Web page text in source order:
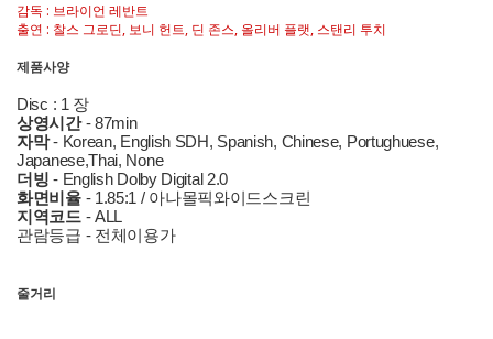
감독 : 브라이언 레반트
출연 : 찰스 그로딘, 보니 헌트, 딘 존스, 올리버 플랫, 스탠리 투치
제품사양
Disc : 1 장
상영시간- 87min
자막- Korean, English SDH, Spanish, Chinese, Portughuese,
Japanese,Thai, None
더빙 - English Dolby Digital 2.0
화면비율- 1.85:1 / 아나몰픽와이드스크린
지역코드- ALL
관람등급 - 전체이용가
줄거리